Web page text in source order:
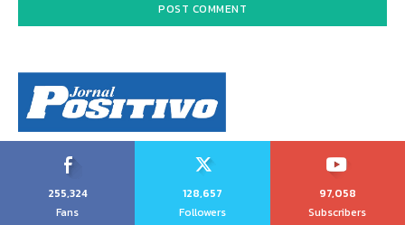
255,324
Fans
128,657
Followers
97,058
Subscribers